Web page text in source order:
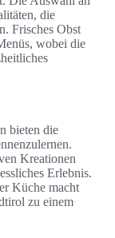
die
Frisches Obst
wobei die
bieten die
Kreationen
Erlebnis.
Küche macht
zu einem